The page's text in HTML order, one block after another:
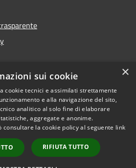
Copyright © 2026 • Comune di
Ploaghe • Powered by
Municipium•
Accesso
redazione
×
sui cookie
cookie tecnici e assimilati strettamente
e alla navigazione del sito,
analitico al solo fine di elaborare
aggregate e anonime.
consultare la cookie policy al seguente link
RIFIUTA TUTTO